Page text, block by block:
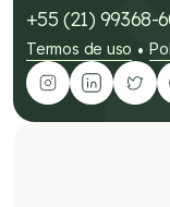
+55 (21) 99368-
Termos de uso •